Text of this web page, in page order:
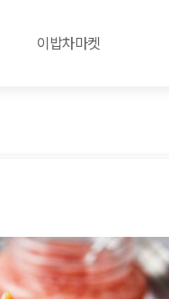
이밥차마켓